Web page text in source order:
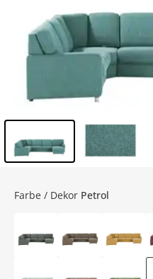
Farbe / Dekor Petrol